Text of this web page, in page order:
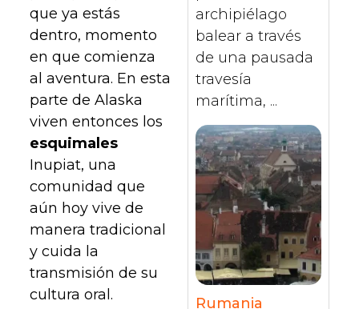
que ya estás
dentro, momento
en que comienza
al aventura. En esta
parte de Alaska
viven entonces los
esquimales
Inupiat, una
comunidad que
aún hoy vive de
manera tradicional
y cuida la
transmisión de su
cultura oral.
archipiélago
balear a través
de una pausada
travesía
marítima, ...
Rumania